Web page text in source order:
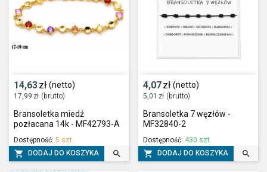
14,63zł (netto)
17,99 zł (brutto)
Bransoletka miedź
pozłacana 14k - MF42793-A
Dostępność: 5 szt.
 DODAJ DO KOSZYKA 
4,07zł (netto)
5,01 zł (brutto)
Bransoletka 7 węzłów -
MF32840-2
Dostępność: 430 szt.
 DODAJ DO KOSZYKA 